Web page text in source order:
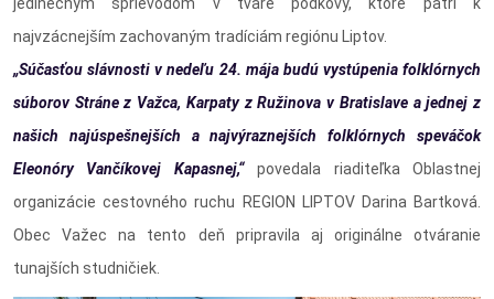
najvzácnejším zachovaným tradíciám regiónu Liptov.
„Súčasťou slávnosti v nedeľu 24. mája budú vystúpenia folklórnych
súborov Stráne z Važca, Karpaty z Ružinova v Bratislave a jednej z
našich najúspešnejších a najvýraznejších folklórnych speváčok
Eleonóry Vančíkovej Kapasnej,“povedala riaditeľka Oblastnej
organizácie cestovného ruchu REGION LIPTOV Darina Bartková.
Obec Važec na tento deň pripravila aj originálne otváranie
tunajších studničiek.